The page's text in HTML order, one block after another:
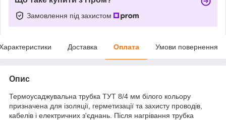
Замовлення під захистом
Доставка Оплата Умови повернення
Опис
Термоусаджувальна трубка ТУТ 8/4 мм білого кольору
призначена для ізоляції, герметизації та захисту проводів,
кабелів і електричних з'єднань. Після нагрівання трубка